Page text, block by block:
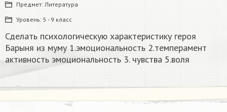
Предмет: Литература
Уровень: 5 - 9 класс
Сделать психологическую характеристику героя
Барыня из муму 1.эмоциональность 2.темперамент
активность эмоциональность 3. чувства 5.воля